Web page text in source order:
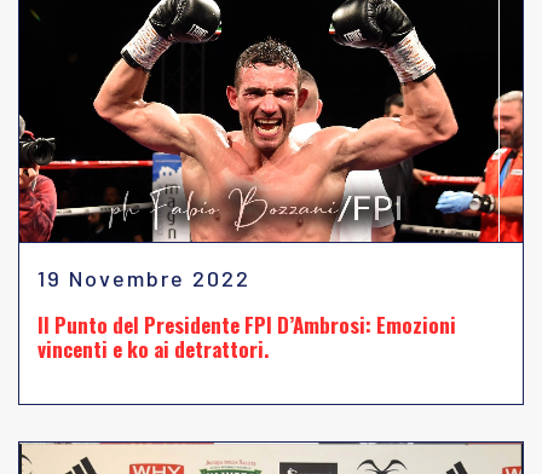
19 Novembre 2022
Il Punto del Presidente FPI D’Ambrosi: Emozioni
vincenti e ko ai detrattori.